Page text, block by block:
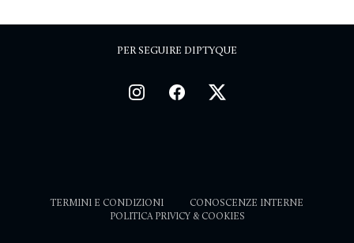
PER SEGUIRE DIPTYQUE
TERMINI E CONDIZIONI
CONOSCENZE INTERNE
POLITICA PRIVICY & COOKIES